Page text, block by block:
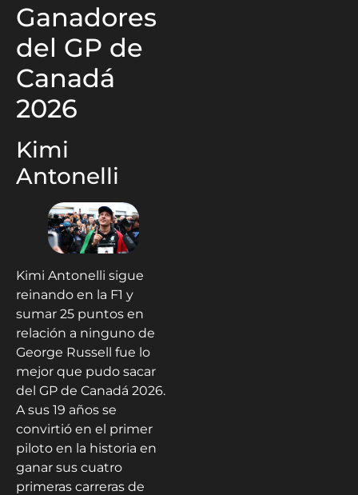
Ganadores
del GP de
Canadá
2026
Kimi
Antonelli
Kimi Antonelli sigue
reinando en la F1 y
sumar 25 puntos en
relación a ninguno de
George Russell fue lo
mejor que pudo sacar
del GP de Canadá 2026.
A sus 19 años se
convirtió en el primer
piloto en la historia en
ganar sus cuatro
primeras carreras de